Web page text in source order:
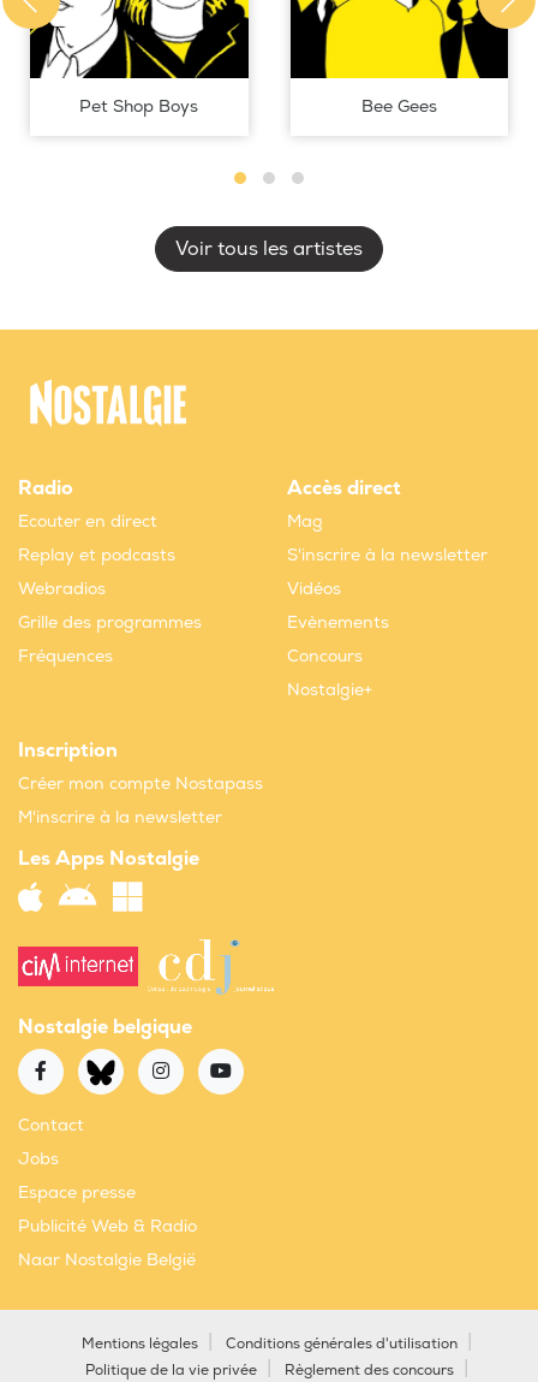
Pet Shop Boys Bee Gees
Voir tous les artistes
Radio
Ecouter en direct
Replay et podcasts
Webradios
Grille des programmes
Fréquences
Accès direct
Mag
S'inscrire à la newsletter
Vidéos
Evènements
Concours
Nostalgie+
Inscription
Créer mon compte Nostapass
M'inscrire à la newsletter
Les Apps Nostalgie
Nostalgie belgique
Contact
Jobs
Espace presse
Publicité Web & Radio
Naar Nostalgie België
Mentions légales
Conditions générales d'utilisation
Politique de la vie privée
Règlement des concours